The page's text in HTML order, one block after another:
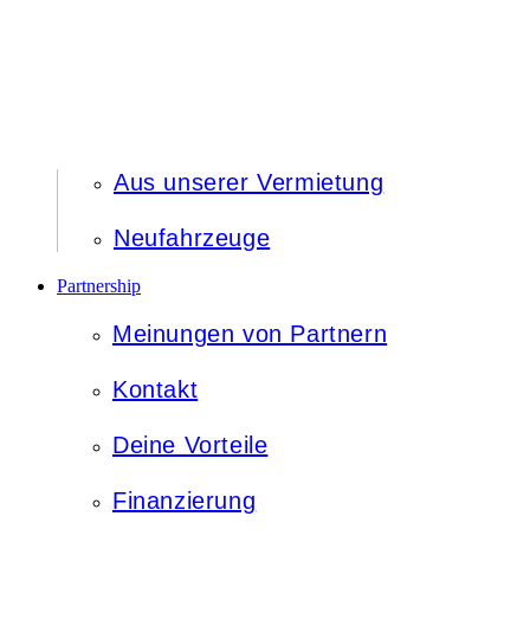
Aus unserer Vermietung
Neufahrzeuge
Partnership
Meinungen von Partnern
Kontakt
Deine Vorteile
Finanzierung